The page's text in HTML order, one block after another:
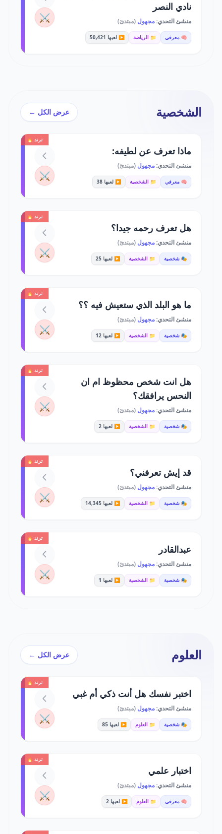
نادي النصر
منشئ التحدي:مجهول (مبتدئ)
🧠 معرفي 📁 الرياضة ▶️ لعبها 50,421
⚔️
الشخصية عرض الكل ←
ترند 🔥
ماذا تعرف عن لطيفه:
منشئ التحدي:مجهول (مبتدئ)
🧠 معرفي 📁 الشخصية ▶️ لعبها 38 ⚔️
ترند 🔥
هل تعرف رحمه جيدا؟
منشئ التحدي:مجهول (مبتدئ)
🎭 شخصية 📁 الشخصية ▶️ لعبها 25 ⚔️
ترند 🔥
ما هو البلد الذي ستعيش فيه ؟؟
منشئ التحدي:مجهول (مبتدئ)
🎭 شخصية 📁 الشخصية ▶️ لعبها 12 ⚔️
ترند 🔥
هل انت شخص محظوظ ام ان
النحس يرافقك؟
منشئ التحدي:مجهول (مبتدئ)
🎭 شخصية 📁 الشخصية ▶️ لعبها 2
⚔️
ترند 🔥
قد إيش تعرفني؟
منشئ التحدي:مجهول (مبتدئ)
🎭 شخصية 📁 الشخصية ▶️ لعبها 14,345 ⚔️
ترند 🔥
عبدالقادر
منشئ التحدي:مجهول (مبتدئ)
🎭 شخصية 📁 الشخصية ▶️ لعبها 1 ⚔️
العلوم عرض الكل ←
ترند 🔥
اختبر نفسك هل أنت ذكي أم غبي
منشئ التحدي:مجهول (مبتدئ)
🎭 شخصية 📁 العلوم ▶️ لعبها 85 ⚔️
ترند 🔥
اختبار علمي
منشئ التحدي:مجهول (مبتدئ)
🧠 معرفي 📁 العلوم ▶️ لعبها 2 ⚔️